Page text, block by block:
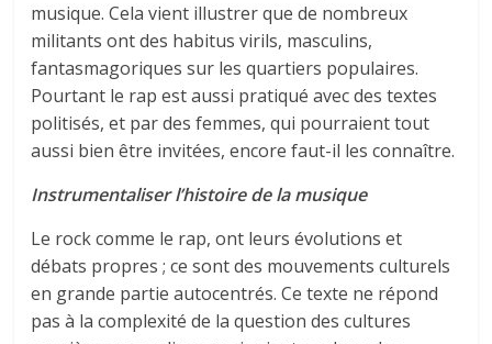
musique. Cela vient illustrer que de nombreux
militants ont des habitus virils, masculins,
fantasmagoriques sur les quartiers populaires.
Pourtant le rap est aussi pratiqué avec des textes
politisés, et par des femmes, qui pourraient tout
aussi bien être invitées, encore faut-il les connaître.
Instrumentaliser l’histoire de la musique
Le rock comme le rap, ont leurs évolutions et
débats propres ; ce sont des mouvements culturels
en grande partie autocentrés. Ce texte ne répond
pas à la complexité de la question des cultures